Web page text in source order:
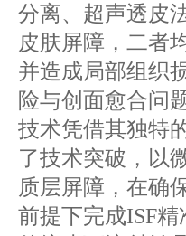
分离、超声透皮
皮肤屏障，二者
并造成局部组织
险与创面愈合问
技术凭借其独特
了技术突破，以
质层屏障，在确
前提下完成ISF